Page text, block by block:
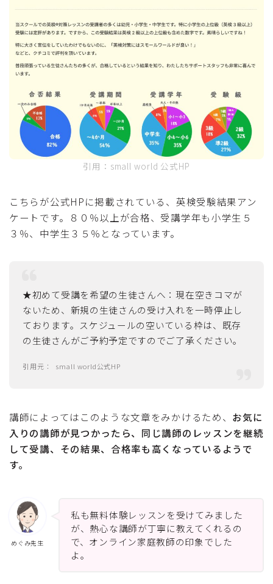
引用：small world 公式HP
こちらが公式HPに掲載されている、英検受験結果アン
ケートです。８０％以上が合格、受講学年も小学生５
３％、中学生３５％となっています。
★初めて受講を希望の生徒さんへ：現在空きコマが
ないため、新規の生徒さんの受け入れを一時停止し
ております。スケジュールの空いている枠は、既存
の生徒さんがご予約予定ですのでご了承ください。
small world公式HP
講師によってはこのような文章をみかけるため、 お気に
入りの講師が見つかったら、同じ講師のレッスンを継続
して受講、その結果、合格率も高くなっているようで
す。
めぐみ先生
私も無料体験レッスンを受けてみました
が、熱心な講師が丁寧に教えてくれるの
で、オンライン家庭教師の印象でした
よ。